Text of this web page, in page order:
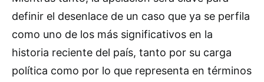
definir el desenlace de un caso que ya se perfila
como uno de los más significativos en la
historia reciente del país, tanto por su carga
política como por lo que representa en términos